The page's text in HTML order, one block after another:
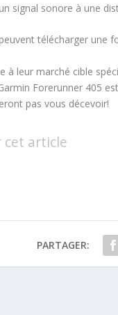
signal sonore à une
télécharger une
à leur marché cible
Forerunner 405
pas vous décevoir!
cet article
PARTAGER: